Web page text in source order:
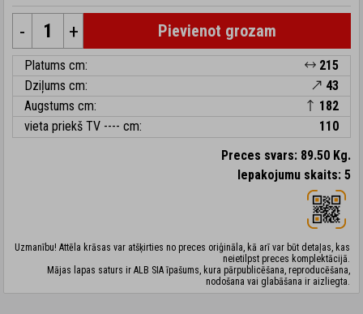
- + Pievienot grozam
Platums cm:
215
Dziļums cm:
43
Augstums cm:
182
vieta priekš TV ---- cm:
110
Preces svars: 89.50 Kg.
Iepakojumu skaits: 5
Uzmanību! Attēla krāsas var atšķirties no preces oriģināla, kā arī var būt detaļas, kas
neietilpst preces komplektācijā.
Mājas lapas saturs ir ALB SIA īpašums, kura pārpublicēšana, reproducēšana,
nodošana vai glabāšana ir aizliegta.